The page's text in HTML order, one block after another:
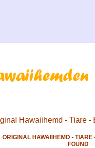
ORIGINAL HAWAIIHEMD -
FOUND